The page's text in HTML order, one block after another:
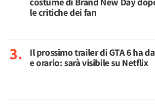
le critiche dei fan
Il prossimo trailer di GTA 6 ha
e orario: sarà visibile su Netflix